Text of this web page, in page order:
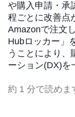
や購入申請・承
程ごとに改善点
Amazonで注文
Hubロッカー」
うことにより、
ーション(DX)を
約 1 分で読めま